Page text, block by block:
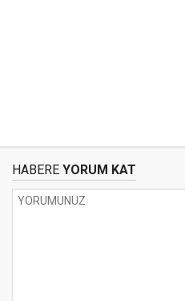
HABERE YORUM KAT